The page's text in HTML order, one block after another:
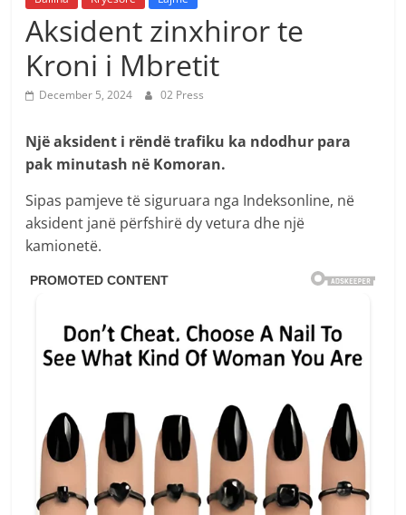
Aksident zinxhiror te
Kroni i Mbretit
December 5, 2024 02 Press
Një aksident i rëndë trafiku ka ndodhur para
pak minutash në Komoran.
Sipas pamjeve të siguruara nga Indeksonline, në
aksident janë përfshirë dy vetura dhe një
kamionetë.